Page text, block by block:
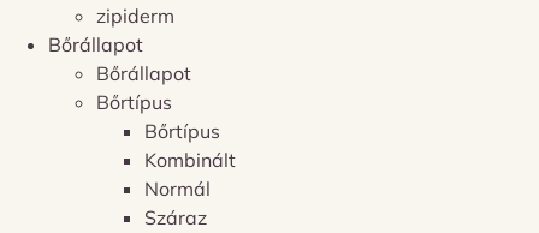
zipiderm
Bőrállapot
Bőrállapot
Bőrtípus
Bőrtípus
Kombinált
Normál
Száraz